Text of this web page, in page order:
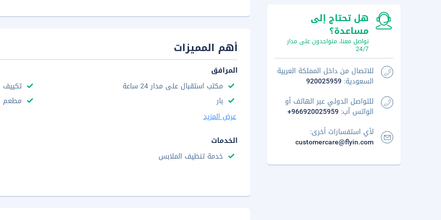
أهم المميزات
المرافق
مكتب استقبال على مدار 24 ساعة
تكييف
بار
مطعم
عرض المزيد
الخدمات
خدمة تنظيف الملابس
هل تحتاج إلى
مساعدة؟
تواصل معنا، متواجدون على مدار
24/7
للاتصال من داخل المملكة العربية
السعودية: 920025959
للتواصل الدولي عبر الهاتف أو
الواتس آب: +966920025959
لأي استفسارات أخرى:
customercare@flyin.com